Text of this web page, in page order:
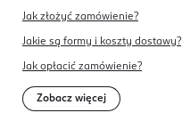
Jak złożyć zamówienie?
Jakie są formy i koszty dostawy?
Jak opłacić zamówienie?
Zobacz więcej